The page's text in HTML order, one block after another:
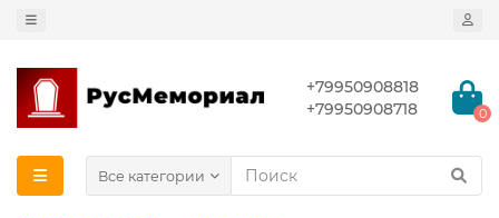
+79950908818
+79950908718
0
Все категории